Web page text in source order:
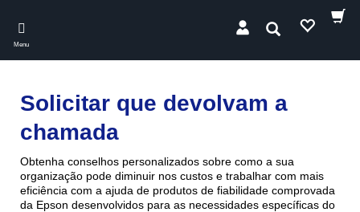
main
content
Menu
Pesquisar
Solicitar que devolvam a
chamada
Obtenha conselhos personalizados sobre como a sua
organização pode diminuir nos custos e trabalhar com mais
eficiência com a ajuda de produtos de fiabilidade comprovada ​​
da Epson desenvolvidos para as necessidades específicas do